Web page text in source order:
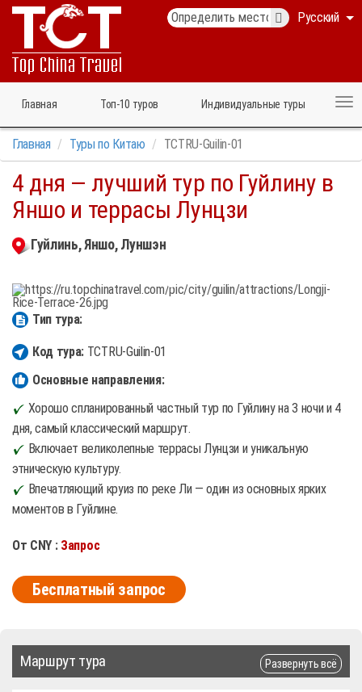
Русский
Главная Топ‑10 туров Индивидуальные туры
Главная Туры по Китаю TCTRU-Guilin-01
4 дня — лучший тур по Гуйлину в
Яншо и террасы Лунцзи
Гуйлинь, Яншо, Луншэн
Тип тура:
Код тура: TCTRU-Guilin-01
Основные направления:
Хорошо спланированный частный тур по Гуйлину на 3 ночи и 4
дня, самый классический маршрут.
Включает великолепные террасы Лунцзи и уникальную
этническую культуру.
Впечатляющий круиз по реке Ли — один из основных ярких
моментов в Гуйлине.
От CNY : Запрос
Бесплатный запрос
Маршрут тура Развернуть всё